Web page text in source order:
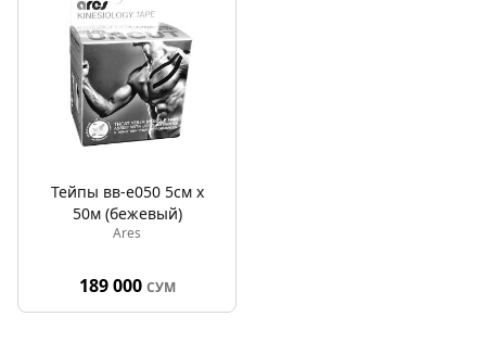
Тейпы вв-е050 5см х
50м (бежевый)
Ares
189 000 СУМ